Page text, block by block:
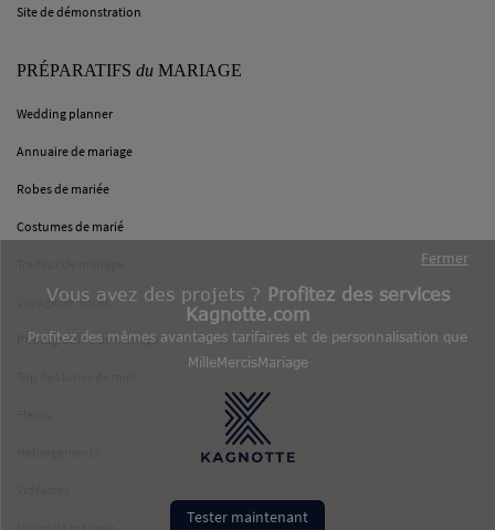
Site de démonstration
PRÉPARATIFS du MARIAGE
Wedding planner
Annuaire de mariage
Robes de mariée
Costumes de marié
Voyage de noces
Photographie de mariage
Fermer
Vous avez des projets ?
Profitez des services
Kagnotte.com
Profitez des mêmes avantages tarifaires et de personnalisation que
MilleMercisMariage
Tester maintenant